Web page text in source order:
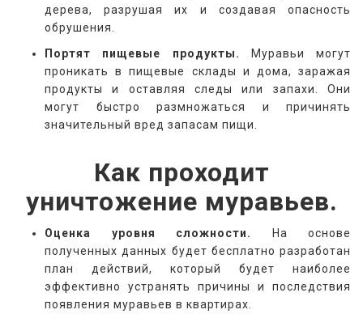
дерева, разрушая их и создавая опасность
обрушения.
Портят пищевые продукты. Муравьи могут
проникать в пищевые склады и дома, заражая
продукты и оставляя следы или запахи. Они
могут быстро размножаться и причинять
значительный вред запасам пищи.
Как проходит
уничтожение муравьев.
Оценка уровня сложности.
На основе
полученных данных будет бесплатно разработан
план действий, который будет наиболее
эффективно устранять причины и последствия
появления муравьев в квартирах.